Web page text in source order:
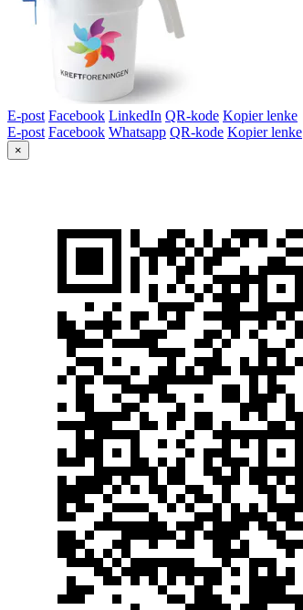
E-post Facebook LinkedIn QR-kode Kopier lenke
E-post Facebook Whatsapp QR-kode Kopier lenke
×